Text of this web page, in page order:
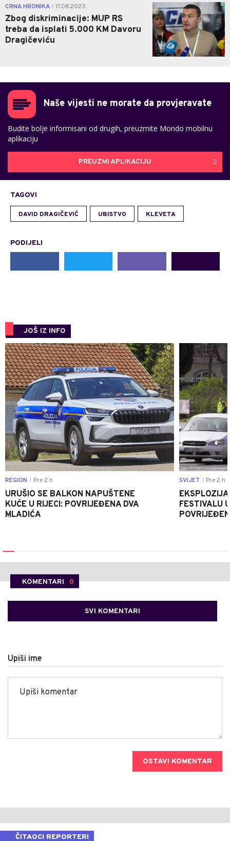
CRNA HRONIKA 17.08.2023.
Zbog diskriminacije: MUP RS
treba da isplati 5.000 KM Davoru
Dragičeviću
0
Naše vijesti ne morate da provjeravate
Budite bolje informisani od drugih, preuzmite Mondo mobilnu
aplikaciju
PREUZMI APLIKACIJU
TAGOVI
DAVID DRAGIČEVIĆ UBISTVO KLEVETA
PODIJELI
JOŠ IZ INFO
0
REGION Pre 2 h
URUŠIO SE BALKON NAPUŠTENE
KUĆE U RIJECI: POVRIJEĐENA DVA
MLADIĆA
SVIJET Pre 2 h
FESTIVALU
KOMENTARI 0
SVI KOMENTARI
Upiši ime
OSTAVI KOMENTAR
ČITAOCI REPORTERI